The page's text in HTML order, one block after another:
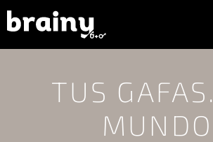
TUS
MUNDO